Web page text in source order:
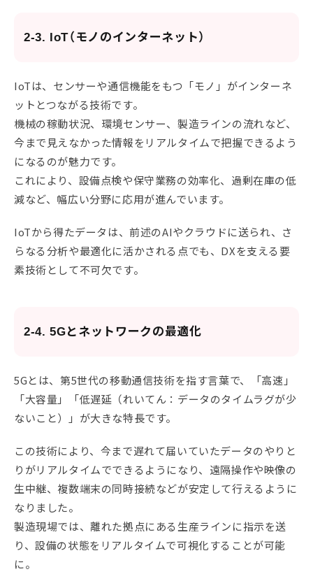
2-3. IoT（モノのインターネット）
IoTは、センサーや通信機能をもつ「モノ」がインターネ
ットとつながる技術です。
機械の稼動状況、環境センサー、製造ラインの流れなど、
今まで見えなかった情報をリアルタイムで把握できるよう
になるのが魅力です。
これにより、設備点検や保守業務の効率化、過剰在庫の低
減など、幅広い分野に応用が進んでいます。
IoTから得たデータは、前述のAIやクラウドに送られ、さ
らなる分析や最適化に活かされる点でも、DXを支える要
素技術として不可欠です。
2-4. 5Gとネットワークの最適化
5Gとは、第5世代の移動通信技術を指す言葉で、「高速」
「大容量」「低遅延（れいてん：データのタイムラグが少
ないこと）」が大きな特長です。
この技術により、今まで遅れて届いていたデータのやりと
りがリアルタイムでできるようになり、遠隔操作や映像の
生中継、複数端末の同時接続などが安定して行えるように
なりました。
製造現場では、離れた拠点にある生産ラインに指示を送
り、設備の状態をリアルタイムで可視化することが可能
に。